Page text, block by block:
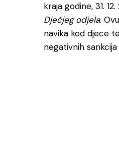
kraja godine, 31.
Dječjeg odjela.
navika kod djece
negativnih